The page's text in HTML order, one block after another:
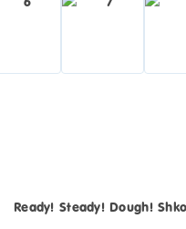
Ready! Steady! Dough!